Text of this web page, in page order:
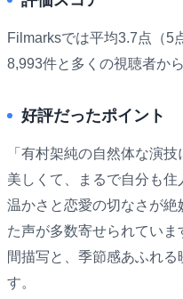
Filmarksでは平均3.7点（5
8,993件と多くの視聴者か
好評だったポイント
「有村架純の自然体な演
美しくて、まるで自分も
温かさと恋愛の切なさが
た声が多数寄せられていま
間描写と、季節感あふれ
す。